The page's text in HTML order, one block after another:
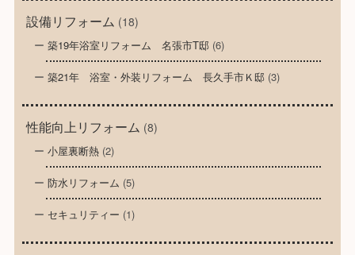
設備リフォーム (18)
築19年浴室リフォーム 名張市T邸(6)
築21年 浴室・外装リフォーム 長久手市Ｋ邸(3)
性能向上リフォーム (8)
小屋裏断熱(2)
防水リフォーム (5)
セキュリティー (1)